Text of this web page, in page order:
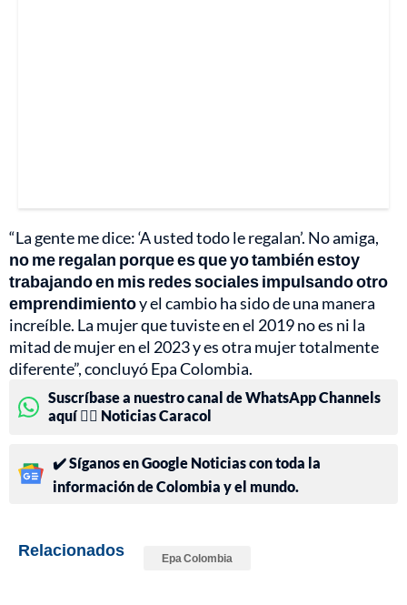
“La gente me dice: ‘A usted todo le regalan’. No amiga,
no me regalan porque es que yo también estoy
trabajando en mis redes sociales impulsando otro
emprendimientoy el cambio ha sido de una manera
increíble. La mujer que tuviste en el 2019 no es ni la
mitad de mujer en el 2023 y es otra mujer totalmente
diferente”, concluyó Epa Colombia.
Suscríbase a nuestro canal de WhatsApp Channels
aquí 👉🏻 Noticias Caracol
✔️ Síganos en Google Noticias con toda la
información de Colombia y el mundo.
Relacionados Epa Colombia